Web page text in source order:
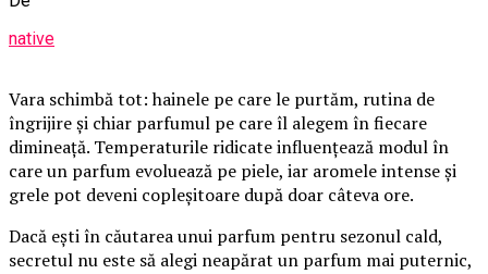
native
Vara schimbă tot: hainele pe care le purtăm, rutina de
îngrijire și chiar parfumul pe care îl alegem în fiecare
dimineață. Temperaturile ridicate influențează modul în
care un parfum evoluează pe piele, iar aromele intense și
grele pot deveni copleșitoare după doar câteva ore.
Dacă ești în căutarea unui parfum pentru sezonul cald,
secretul nu este să alegi neapărat un parfum mai puternic,